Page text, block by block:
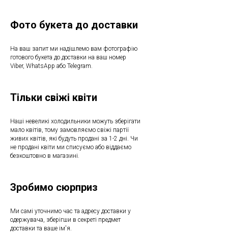
Фото букета до доставки
На ваш запит ми надішлемо вам фотографію
готового букета до доставки на ваш номер
Viber, WhatsApp або Telegram.
Тільки свіжі квіти
Наші невеликі холодильники можуть зберігати
мало квітів, тому замовляємо свіжі партії
живих квітів, які будуть продані за 1-2 дні. Чи
не продані квіти ми списуємо або віддаємо
безкоштовно в магазині.
Зробимо сюрприз
Ми самі уточнимо час та адресу доставки у
одержувача, зберігши в секреті предмет
доставки та ваше ім'я.